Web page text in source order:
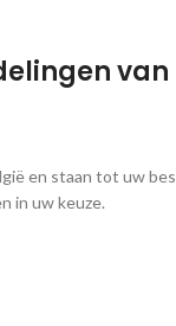
en staan tot uw
in uw keuze.